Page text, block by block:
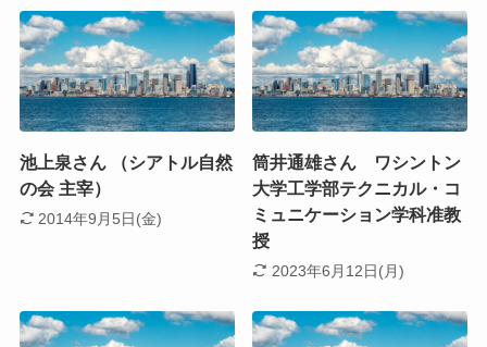
池上泉さん （シアトル自然
の会 主宰）
2014年9月5日(金)
筒井通雄さん ワシントン
大学工学部テクニカル・コ
ミュニケーション学科准教
授
2023年6月12日(月)